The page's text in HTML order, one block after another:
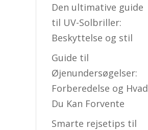
Den ultimative guide
til UV-Solbriller:
Beskyttelse og stil
Guide til
Øjenundersøgelser:
Forberedelse og Hvad
Du Kan Forvente
Smarte rejsetips til